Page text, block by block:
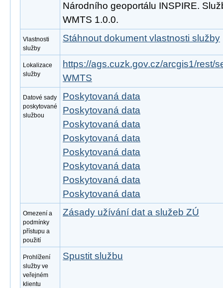
Národního geoportálu INSPIRE.
WMTS 1.0.0.
Vlastnosti
služby
Stáhnout dokument vlastnosti služby
Lokalizace
služby
https://ags.cuzk.gov.cz/arcgis1/rest/
WMTS
Datové sady
poskytované
službou
Poskytovaná data
Poskytovaná data
Poskytovaná data
Poskytovaná data
Poskytovaná data
Poskytovaná data
Poskytovaná data
Poskytovaná data
Omezení a
podmínky
přístupu a
použití
Zásady užívání dat a služeb ZÚ
Prohlížení
služby ve
veřejném
klientu
Spustit službu